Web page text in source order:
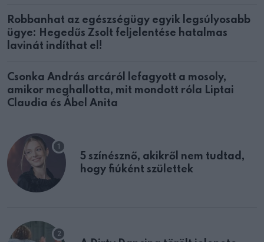
Robbanhat az egészségügy egyik legsúlyosabb
ügye: Hegedűs Zsolt feljelentése hatalmas
lavinát indíthat el!
Csonka András arcáról lefagyott a mosoly,
amikor meghallotta, mit mondott róla Liptai
Claudia és Ábel Anita
5 színésznő, akikről nem tudtad,
hogy fiúként születtek